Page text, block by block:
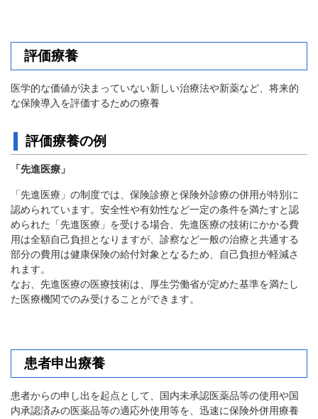
組
合
案
内
評価療養
医学的な価値が決まっていない新しい治療法や新薬など、将来的
な保険導入を評価するための療養
評価療養の例
「先進医療」
「先進医療」の制度では、保険診療と保険外診療の併用が特別に
認められています。安全性や有効性など一定の条件を満たすと認
められた「先進医療」を受ける場合、先進医療の技術にかかる費
用は全額自己負担となりますが、診察など一般の治療と共通する
部分の費用は健康保険の給付対象となるため、自己負担が軽減さ
れます。
なお、先進医療の医療技術は、厚生労働省が定めた基準を満たし
た医療機関でのみ受けることができます。
患者申出療養
患者からの申し出を起点として、国内未承認医薬品等の使用や国
内承認済みの医薬品等の適応外使用等を、迅速に保険外併用療養